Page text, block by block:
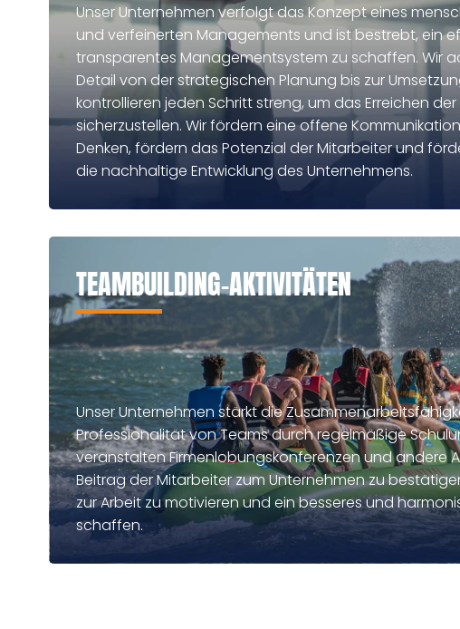
Unser Unternehmen verfolgt das Konzept eines
und verfeinerten Managements und ist bestrebt, ein
transparentes Managementsystem zu schaffen. Wir
Detail von der strategischen Planung bis zur
kontrollieren jeden Schritt streng, um das Erreichen der
sicherzustellen. Wir fördern eine offene
Denken, fördern das Potenzial der Mitarbeiter und
die nachhaltige Entwicklung des Unternehmens.
TEAMBUILDING-AKTIVITÄTEN
Unser Unternehmen stärkt die
Professionalität von Teams durch regelmäßige
veranstalten Firmenlobungskonferenzen und andere
Beitrag der Mitarbeiter zum Unternehmen zu
zur Arbeit zu motivieren und ein besseres und
schaffen.